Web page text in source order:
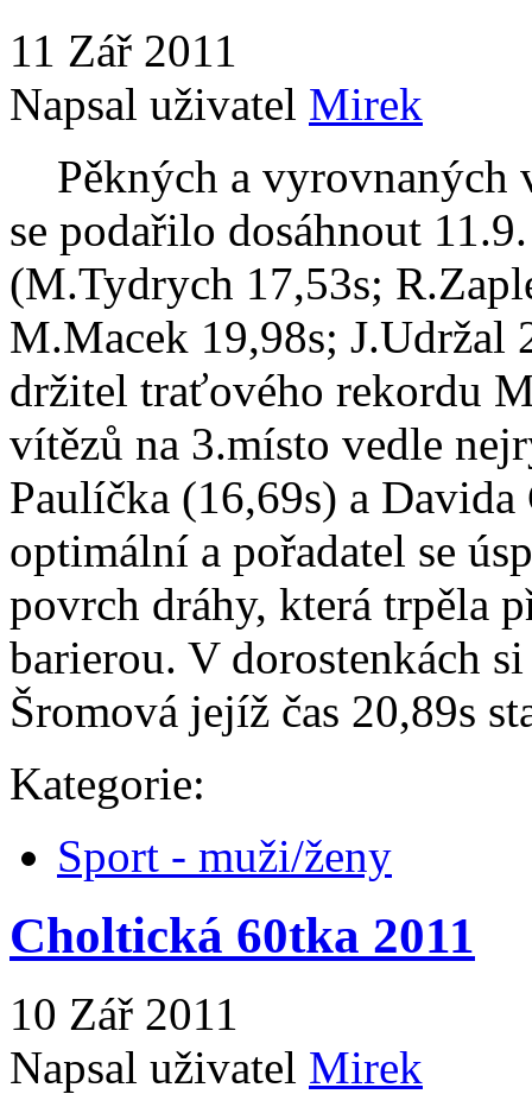
11 Zář 2011
Napsal uživatel Mirek
Pěkných a vyrovnaných
se podařilo dosáhnout
(M.Tydrych 17,53s;
M.Macek 19,98s; J.Udržal
držitel traťového rekordu
vítězů na 3.místo vedle
Paulíčka (16,69s) a
optimální a pořadatel se
povrch dráhy, která trpěla
barierou. V dorostenkách
Šromová jejíž čas 20,89s
Kategorie:
Sport - muži/ženy
Choltická 60tka 2011
10 Zář 2011
Napsal uživatel Mirek